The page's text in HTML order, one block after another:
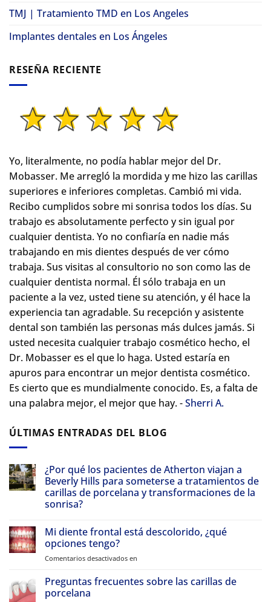
TMJ | Tratamiento TMD en Los Angeles
Implantes dentales en Los Ángeles
RESEÑA RECIENTE
Yo, literalmente, no podía hablar mejor del Dr.
Mobasser. Me arregló la mordida y me hizo las carillas
superiores e inferiores completas. Cambió mi vida.
Recibo cumplidos sobre mi sonrisa todos los días. Su
trabajo es absolutamente perfecto y sin igual por
cualquier dentista. Yo no confiaría en nadie más
trabajando en mis dientes después de ver cómo
trabaja. Sus visitas al consultorio no son como las de
cualquier dentista normal. Él sólo trabaja en un
paciente a la vez, usted tiene su atención, y él hace la
experiencia tan agradable. Su recepción y asistente
dental son también las personas más dulces jamás. Si
usted necesita cualquier trabajo cosmético hecho, el
Dr. Mobasser es el que lo haga. Usted estaría en
apuros para encontrar un mejor dentista cosmético.
Es cierto que es mundialmente conocido. Es, a falta de
una palabra mejor, el mejor que hay. -Sherri A.
ÚLTIMAS ENTRADAS DEL BLOG
¿Por qué los pacientes de Atherton viajan a
Beverly Hills para someterse a tratamientos de
carillas de porcelana y transformaciones de la
sonrisa?
comentarios
Por
qué
los
pacientes
viajan
Beverly
Mi diente frontal está descolorido, ¿qué
opciones tengo?
Comentarios desactivados en
diente
Preguntas frecuentes sobre las carillas de
porcelana